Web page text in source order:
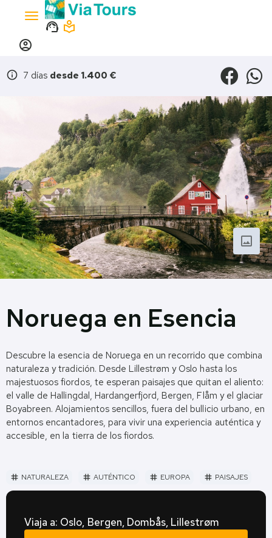
Toggle
navigation
support_agent local_library
account_circle
info 7 días desde 1.400 €
photo
Noruega en Esencia
Descubre la esencia de Noruega en un recorrido que combina
naturaleza y tradición. Desde Lillestrøm y Oslo hasta los
majestuosos fiordos, te esperan paisajes que quitan el aliento:
el valle de Hallingdal, Hardangerfjord, Bergen, Flåm y el glaciar
Boyabreen. Alojamientos sencillos, fuera del bullicio urbano, en
entornos encantadores, para vivir una experiencia auténtica y
accesible, en la tierra de los fiordos.
tag NATURALEZA tag AUTÉNTICO tag EUROPA tag PAISAJES
Viaja a: Oslo, Bergen, Dombås, Lillestrøm